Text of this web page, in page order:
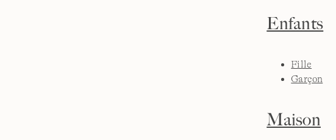
Enfants
Fille
Garçon
Maison